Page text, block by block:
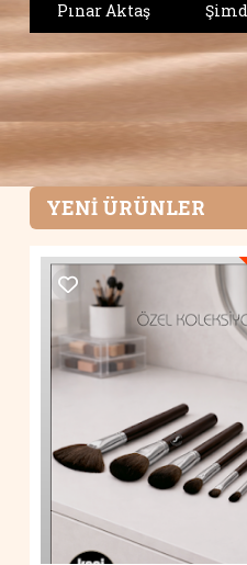
Pınar Aktaş
YENİ ÜRÜNLER